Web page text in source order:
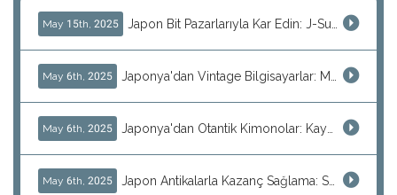
May 15th, 2025 Japon Bit Pazarlarıyla Kar Edin: J-Subculture ile Yüksek Kar Marjı ve Envantersiz Satış Yöntemi
May 6th, 2025 Japonya'dan Vintage Bilgisayarlar: MSX, PC-98, Eski Mac Modelleri ve Daha Fazlasını Kaçırmayın!
May 6th, 2025 Japonya'dan Otantik Kimonolar: Kaynak Bulma ve Yeniden Satış Rehberi
May 6th, 2025 Japon Antikalarla Kazanç Sağlama: Seramik Vazolar, Dekoratif Tabaklar ve Daha Fazlası